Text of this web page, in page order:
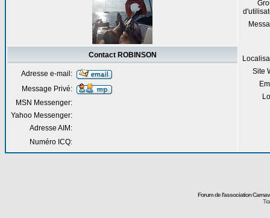
Site
Contact ROBINSON
Adresse e-mail:
Message Privé:
MSN Messenger:
Yahoo Messenger:
Adresse AIM:
Numéro ICQ:
Forum de l'association